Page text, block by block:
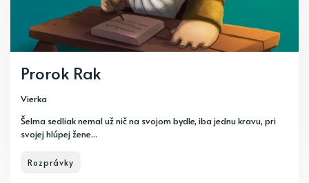
Prorok Rak
Vierka
Šelma sedliak nemal už nič na svojom bydle, iba jednu kravu, pri
svojej hlúpej žene...
Rozprávky